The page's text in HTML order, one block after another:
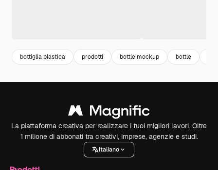
bottiglia plastica prodotti bottle mockup bottle
La piattaforma creativa per realizzare i tuoi migliori lavori. Oltre
1 milione di abbonati tra creativi, imprese, agenzie e studi.
Italiano